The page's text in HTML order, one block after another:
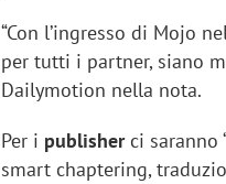
“Con l’ingresso di Mojo
per tutti i partner, siano
Dailymotion nella nota.
Per i publisherci saranno
smart chaptering,